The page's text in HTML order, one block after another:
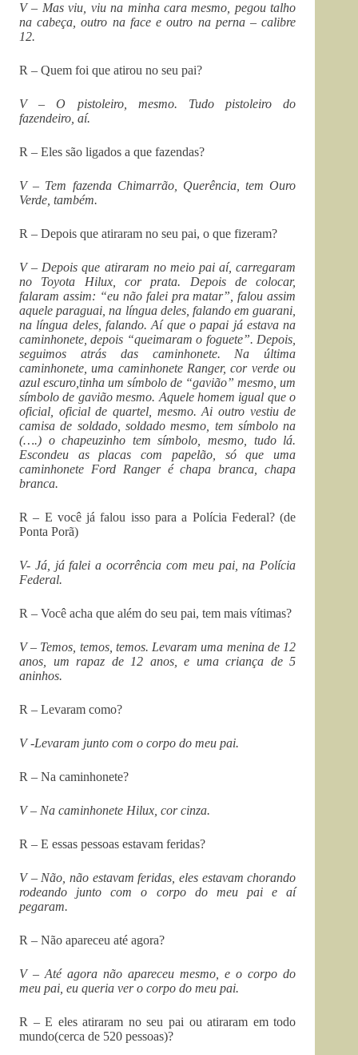
V – Mas viu, viu na minha cara mesmo, pegou talho
na cabeça, outro na face e outro na perna – calibre
12.
R – Quem foi que atirou no seu pai?
V – O pistoleiro, mesmo. Tudo pistoleiro do
fazendeiro, aí.
R – Eles são ligados a que fazendas?
V – Tem fazenda Chimarrão, Querência, tem Ouro
Verde, também.
R – Depois que atiraram no seu pai, o que fizeram?
V – Depois que atiraram no meio pai aí, carregaram
no Toyota Hilux, cor prata. Depois de colocar,
falaram assim: “eu não falei pra matar”, falou assim
aquele paraguai, na língua deles, falando em guarani,
na língua deles, falando. Aí que o papai já estava na
caminhonete, depois “queimaram o foguete”. Depois,
seguimos atrás das caminhonete. Na última
caminhonete, uma caminhonete Ranger, cor verde ou
azul escuro,tinha um símbolo de “gavião” mesmo, um
símbolo de gavião mesmo. Aquele homem igual que o
oficial, oficial de quartel, mesmo. Ai outro vestiu de
camisa de soldado, soldado mesmo, tem símbolo na
(….) o chapeuzinho tem símbolo, mesmo, tudo lá.
Escondeu as placas com papelão, só que uma
caminhonete Ford Ranger é chapa branca, chapa
branca.
R – E você já falou isso para a Polícia Federal? (de
Ponta Porã)
V- Já, já falei a ocorrência com meu pai, na Polícia
Federal.
R – Você acha que além do seu pai, tem mais vítimas?
V – Temos, temos, temos. Levaram uma menina de 12
anos, um rapaz de 12 anos, e uma criança de 5
aninhos.
R – Levaram como?
V -Levaram junto com o corpo do meu pai.
R – Na caminhonete?
V – Na caminhonete Hilux, cor cinza.
R – E essas pessoas estavam feridas?
V – Não, não estavam feridas, eles estavam chorando
rodeando junto com o corpo do meu pai e aí
pegaram.
R – Não apareceu até agora?
V – Até agora não apareceu mesmo, e o corpo do
meu pai, eu queria ver o corpo do meu pai.
R – E eles atiraram no seu pai ou atiraram em todo
mundo(cerca de 520 pessoas)?